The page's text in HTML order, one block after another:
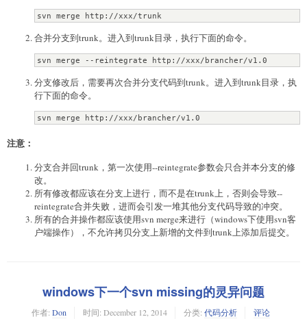
svn merge http://xxx/trunk
合并分支到trunk。进入到trunk目录，执行下面的命令。
svn merge --reintegrate http://xxx/brancher/v1.0
分支修改后，需要再次合并分支代码到trunk。进入到trunk目录，执
行下面的命令。
svn merge http://xxx/brancher/v1.0
注意：
分支合并回trunk，第一次使用--reintegrate参数会只合并本分支的修
改。
所有修改都应该在分支上进行，而不是在trunk上，否则会导致--
reintegrate合并失败，进而会引发一堆其他分支代码导致的冲突。
所有的合并操作都应该使用svn merge来进行（windows下使用svn客
户端操作），不允许拷贝分支上新增的文件到trunk上添加后提交。
windows下一个svn missing的灵异问题
作者: Don 时间: December 12, 2014 分类: 代码分析 评论